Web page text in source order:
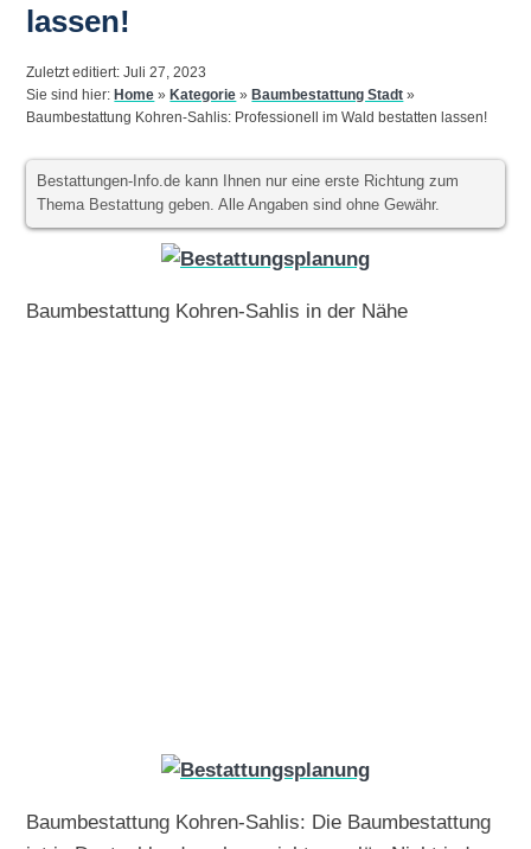
lassen!
Zuletzt editiert: Juli 27, 2023
Sie sind hier:Home »Kategorie »Baumbestattung Stadt »
Baumbestattung Kohren-Sahlis: Professionell im Wald bestatten lassen!
Bestattungen-Info.de kann Ihnen nur eine erste Richtung zum
Thema Bestattung geben. Alle Angaben sind ohne Gewähr.
Baumbestattung Kohren-Sahlis in der Nähe
Baumbestattung Kohren-Sahlis: Die Baumbestattung